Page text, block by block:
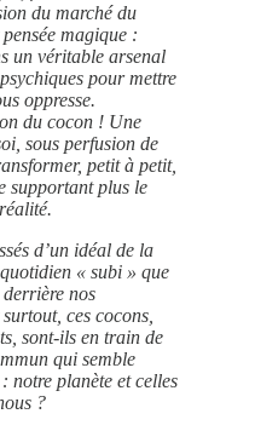
du marché du
magique :
un véritable arsenal
pour mettre
oppresse.
du cocon ! Une
sous perfusion de
petit à petit,
supportant plus le
d’un idéal de la
« subi » que
nos
ces cocons,
sont-ils en train de
qui semble
notre planète et celles
?